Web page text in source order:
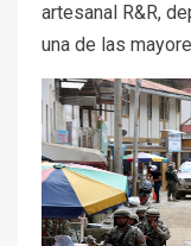
artesanal R&R,
una de las